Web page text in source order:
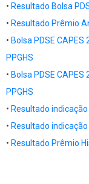
• Resultado Bolsa
• Resultado Prêmio
• Bolsa PDSE CAPES
PPGHS
• Bolsa PDSE
PPGHS
• Resultado
• Resultado
• Resultado Prêmio